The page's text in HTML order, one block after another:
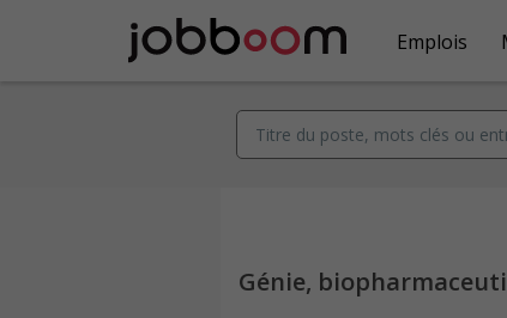
Emplois
Génie,